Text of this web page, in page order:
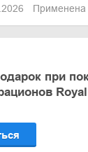
Применена
при